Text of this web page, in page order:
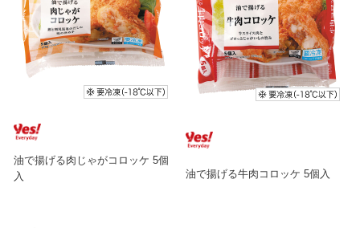
油で揚げる肉じゃがコロッケ 5個
入
油で揚げる牛肉コロッケ 5個入